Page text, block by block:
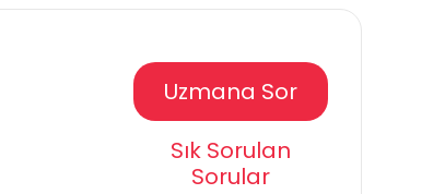
Uzmana Sor
Sık Sorulan
Sorular